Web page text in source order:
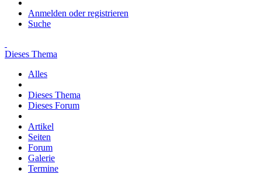
Anmelden oder registrieren
Suche
Dieses Thema
Alles
Dieses Thema
Dieses Forum
Artikel
Seiten
Forum
Galerie
Termine